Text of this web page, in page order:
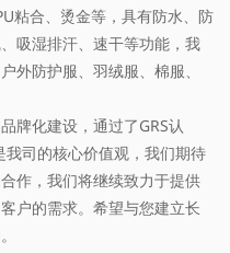
粘合、烫金等，具有防水、防
吸湿排汗、速干等功能，我
外防护服、羽绒服、棉服、
牌化建设，通过了GRS认
司的核心价值观，我们期待
作，我们将继续致力于提供
户的需求。希望与您建立长